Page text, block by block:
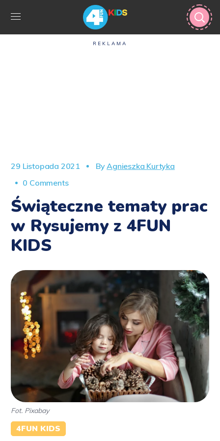
REKLAMA
29 Listopada 2021 ByAgnieszka Kurtyka
0 Comments
Świąteczne tematy prac
w Rysujemy z 4FUN
KIDS
Fot. Pixabay
4FUN KIDS